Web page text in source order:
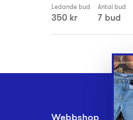
Ledande bud
350 kr
Antal bud
7 bud